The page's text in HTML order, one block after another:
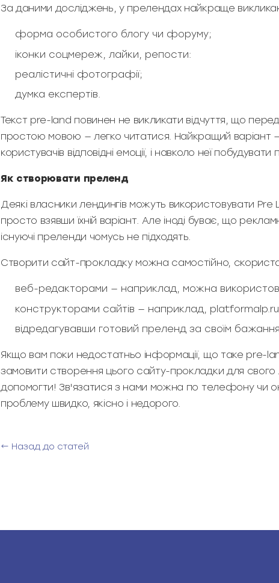
За даними досліджень, у прелендах найкраще
форма особистого блогу чи форуму;
іконки соцмереж, лайки, репости:
реалістичні фотографії;
думка експертів.
Текст pre-land повинен не викликати відчуття, що
простою мовою — легко читатися. Найкращий варіант
користувачів відповідні емоції, і навколо неї
Як створювати преленд
Деякі власники лендингів можуть використовувати
просто взявши їхній варіант. Але іноді буває, що
існуючі преленди чомусь не підходять.
Створити сайт-прокладку можна самостійно,
веб-редакторами — наприклад, можна
конструкторами сайтів — наприклад,
відредагувавши готовий преленд за своїм
Якщо вам поки недостатньо інформації, що таке pre-
замовити створення цього сайту-прокладки для
допомогти! Зв'язатися з нами можна по телефону чи
проблему швидко, якісно і недорого.
← Назад до статей